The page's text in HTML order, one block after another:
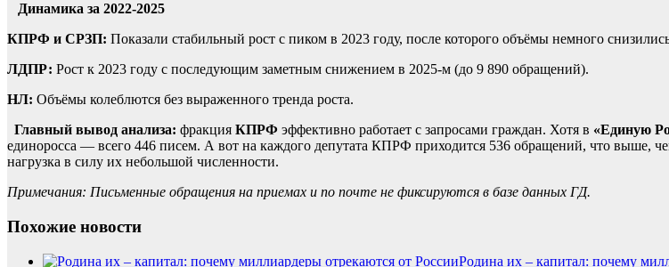
Динамика за 2022-2025
КПРФ и СРЗП: Показали стабильный рост с пиком в 2023 году, после которого объёмы немного
ЛДПР: Рост к 2023 году с последующим заметным снижением в 2025-м (до 9 890 обращений).
НЛ: Объёмы колеблются без выраженного тренда роста.
Главный вывод анализа: фракция КПРФ эффективно работает с запросами граждан. Хотя в «Единую
единоросса — всего 446 писем. А вот на каждого депутата КПРФ приходится 536 обращений, что
нагрузка в силу их небольшой численности.
Примечания: Письменные обращения на приемах и по почте не фиксируются в базе данных ГД.
Похожие новости
Родина их – капитал: почему